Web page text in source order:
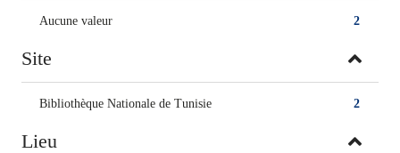
2
Aucune valeur
Site
2
Bibliothèque Nationale de Tunisie
Lieu